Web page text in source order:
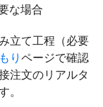
な場合
立て工程（必要
りページで確認
注文のリアルタ
。